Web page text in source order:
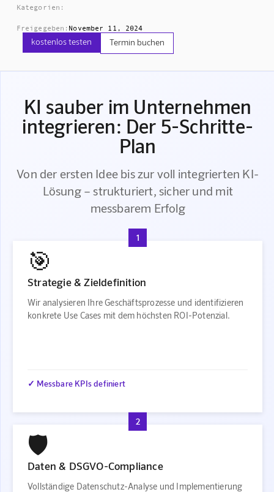
Kategorien:
Freigegeben: November 11, 2024
kostenlos testen Termin buchen
KI sauber im Unternehmen
integrieren: Der 5-Schritte-
Plan
Von der ersten Idee bis zur voll integrierten KI-
Lösung – strukturiert, sicher und mit
messbarem Erfolg
1
🎯
Strategie & Zieldefinition
Wir analysieren Ihre Geschäftsprozesse und identifizieren
konkrete Use Cases mit dem höchsten ROI-Potenzial.
✓ Messbare KPIs definiert
2
🛡️
Daten & DSGVO-Compliance
Vollständige Datenschutz-Analyse und Implementierung